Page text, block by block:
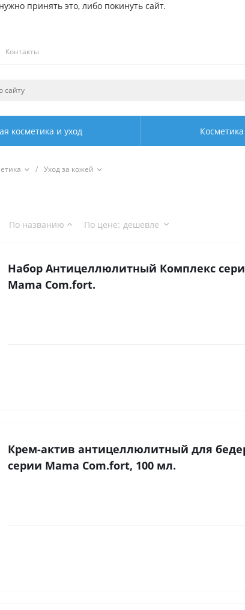
принять это, либо покинуть сайт.
Контакты
косметика и уход
/ Уход за кожей
По названию По цене: дешевле
Набор Антицеллюлитный Комплекс
Mama Com.fort.
Крем-актив антицеллюлитный для
серии Mama Com.fort, 100 мл.